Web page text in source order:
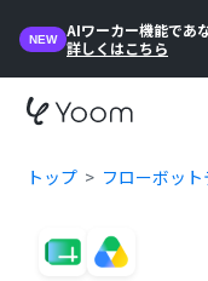
NEW
AIワーカー機能であ
詳しくはこちら
トップ フローボッ